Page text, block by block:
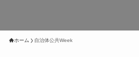
ホーム 自治体公共Week